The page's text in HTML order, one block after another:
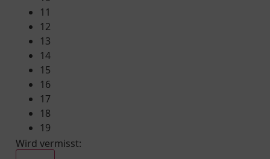
11
12
13
14
15
16
17
18
19
Wird vermisst: